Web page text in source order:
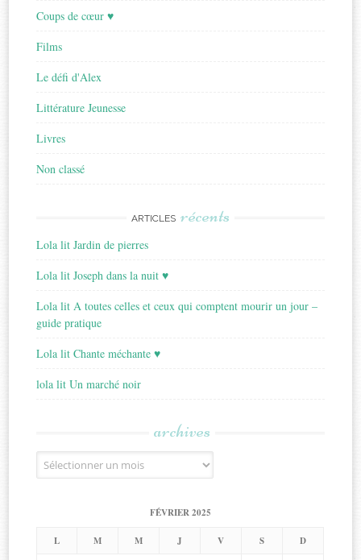
Coups de cœur ♥
Films
Le défi d'Alex
Littérature Jeunesse
Livres
Non classé
ARTICLES récents
Lola lit Jardin de pierres
Lola lit Joseph dans la nuit ♥
Lola lit A toutes celles et ceux qui comptent mourir un jour –
guide pratique
Lola lit Chante méchante ♥
lola lit Un marché noir
archives
Archives
FÉVRIER 2025
L M M J V S D